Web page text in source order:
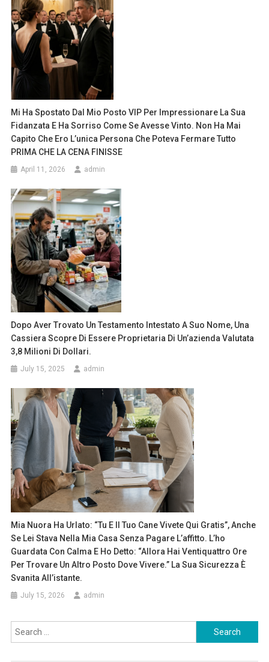
Mi Ha Spostato Dal Mio Posto VIP Per Impressionare La Sua
Fidanzata E Ha Sorriso Come Se Avesse Vinto. Non Ha Mai
Capito Che Ero L’unica Persona Che Poteva Fermare Tutto
PRIMA CHE LA CENA FINISSE
April 11, 2026 admin
Dopo Aver Trovato Un Testamento Intestato A Suo Nome, Una
Cassiera Scopre Di Essere Proprietaria Di Un’azienda Valutata
3,8 Milioni Di Dollari.
July 15, 2025 admin
Mia Nuora Ha Urlato: “Tu E Il Tuo Cane Vivete Qui Gratis”, Anche
Se Lei Stava Nella Mia Casa Senza Pagare L’affitto. L’ho
Guardata Con Calma E Ho Detto: “Allora Hai Ventiquattro Ore
Per Trovare Un Altro Posto Dove Vivere.” La Sua Sicurezza È
Svanita All’istante.
July 15, 2026 admin
Search
for: